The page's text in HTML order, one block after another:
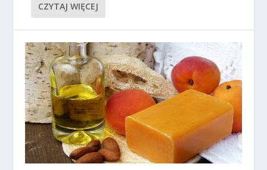
CZYTAJ WIĘCEJ